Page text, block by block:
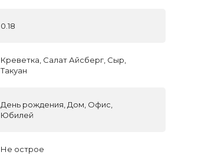
0.18
Креветка, Салат Айсберг, Сыр,
Такуан
День рождения, Дом, Офис,
Юбилей
Не острое